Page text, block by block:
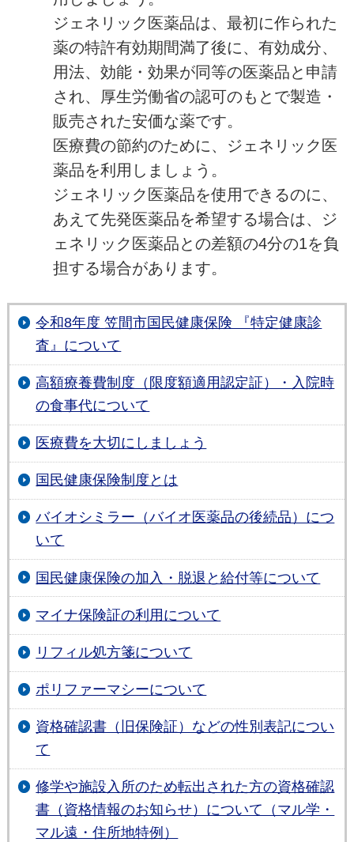
ジェネリック医薬品は、最初に作られた
薬の特許有効期間満了後に、有効成分、
用法、効能・効果が同等の医薬品と申請
され、厚生労働省の認可のもとで製造・
販売された安価な薬です。
医療費の節約のために、ジェネリック医
薬品を利用しましょう。
ジェネリック医薬品を使用できるのに、
あえて先発医薬品を希望する場合は、ジ
ェネリック医薬品との差額の4分の1を負
担する場合があります。
令和8年度 笠間市国民健康保険 『特定健康診
査』について
高額療養費制度（限度額適用認定証）・入院時
の食事代について
医療費を大切にしましょう
国民健康保険制度とは
バイオシミラー（バイオ医薬品の後続品）につ
いて
国民健康保険の加入・脱退と給付等について
マイナ保険証の利用について
リフィル処方箋について
ポリファーマシーについて
資格確認書（旧保険証）などの性別表記につい
て
修学や施設入所のため転出された方の資格確認
書（資格情報のお知らせ）について（マル学・
マル遠・住所地特例）